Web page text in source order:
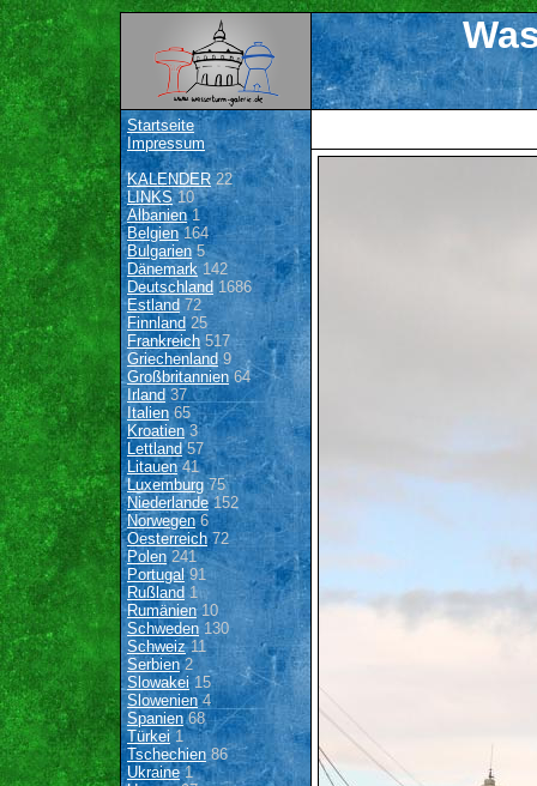
Startseite
Impressum
KALENDER22
LINKS10
Albanien1
Belgien164
Bulgarien 5
Dänemark142
Deutschland 1686
Estland 72
Finnland 25
Frankreich517
Griechenland9
Großbritannien64
Irland 37
Italien65
Kroatien3
Lettland57
Litauen41
Luxemburg 75
Niederlande152
Norwegen6
Oesterreich72
Polen 241
Portugal91
Rußland 1
Rumänien10
Schweden 130
Schweiz11
Serbien2
Slowakei15
Slowenien4
Spanien68
Türkei1
Tschechien 86
Ukraine1